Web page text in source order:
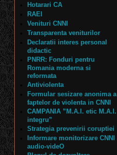
Hotarari CA
RAEI
Venituri CNNI
Transparenta veniturilor
Declaratii interes personal
didactic
PNRR: Fonduri pentru
Romania moderna si
reformata
Antiviolenta
Formular sesizare anonima a
faptelor de violenta in CNNI
CAMPANIA ”M.A.I. etic M.A.I.
integru”
Strategia prevenirii coruptiei
Informare monitorizare CNNI
audio-videO